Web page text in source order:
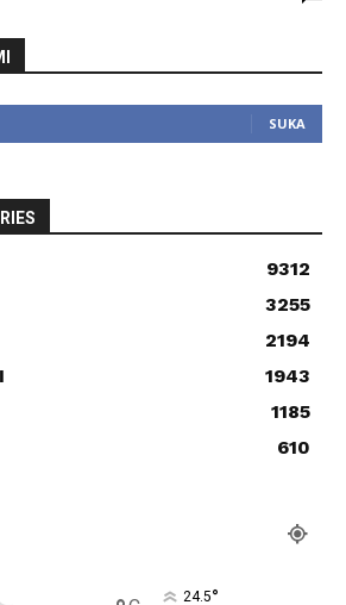
SUKA
9312
3255
2194
1943
1185
610
24.5°